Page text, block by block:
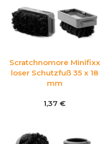
Scratchnomore Minifixx
loser Schutzfuß 35 x 18
mm
1,37 €